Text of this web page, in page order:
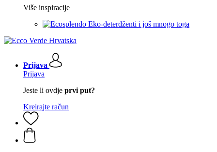
Više inspiracije
Eko-deterdženti i još mnogo toga
Prijava
Prijava
Jeste li ovdje prvi put?
Kreirajte račun